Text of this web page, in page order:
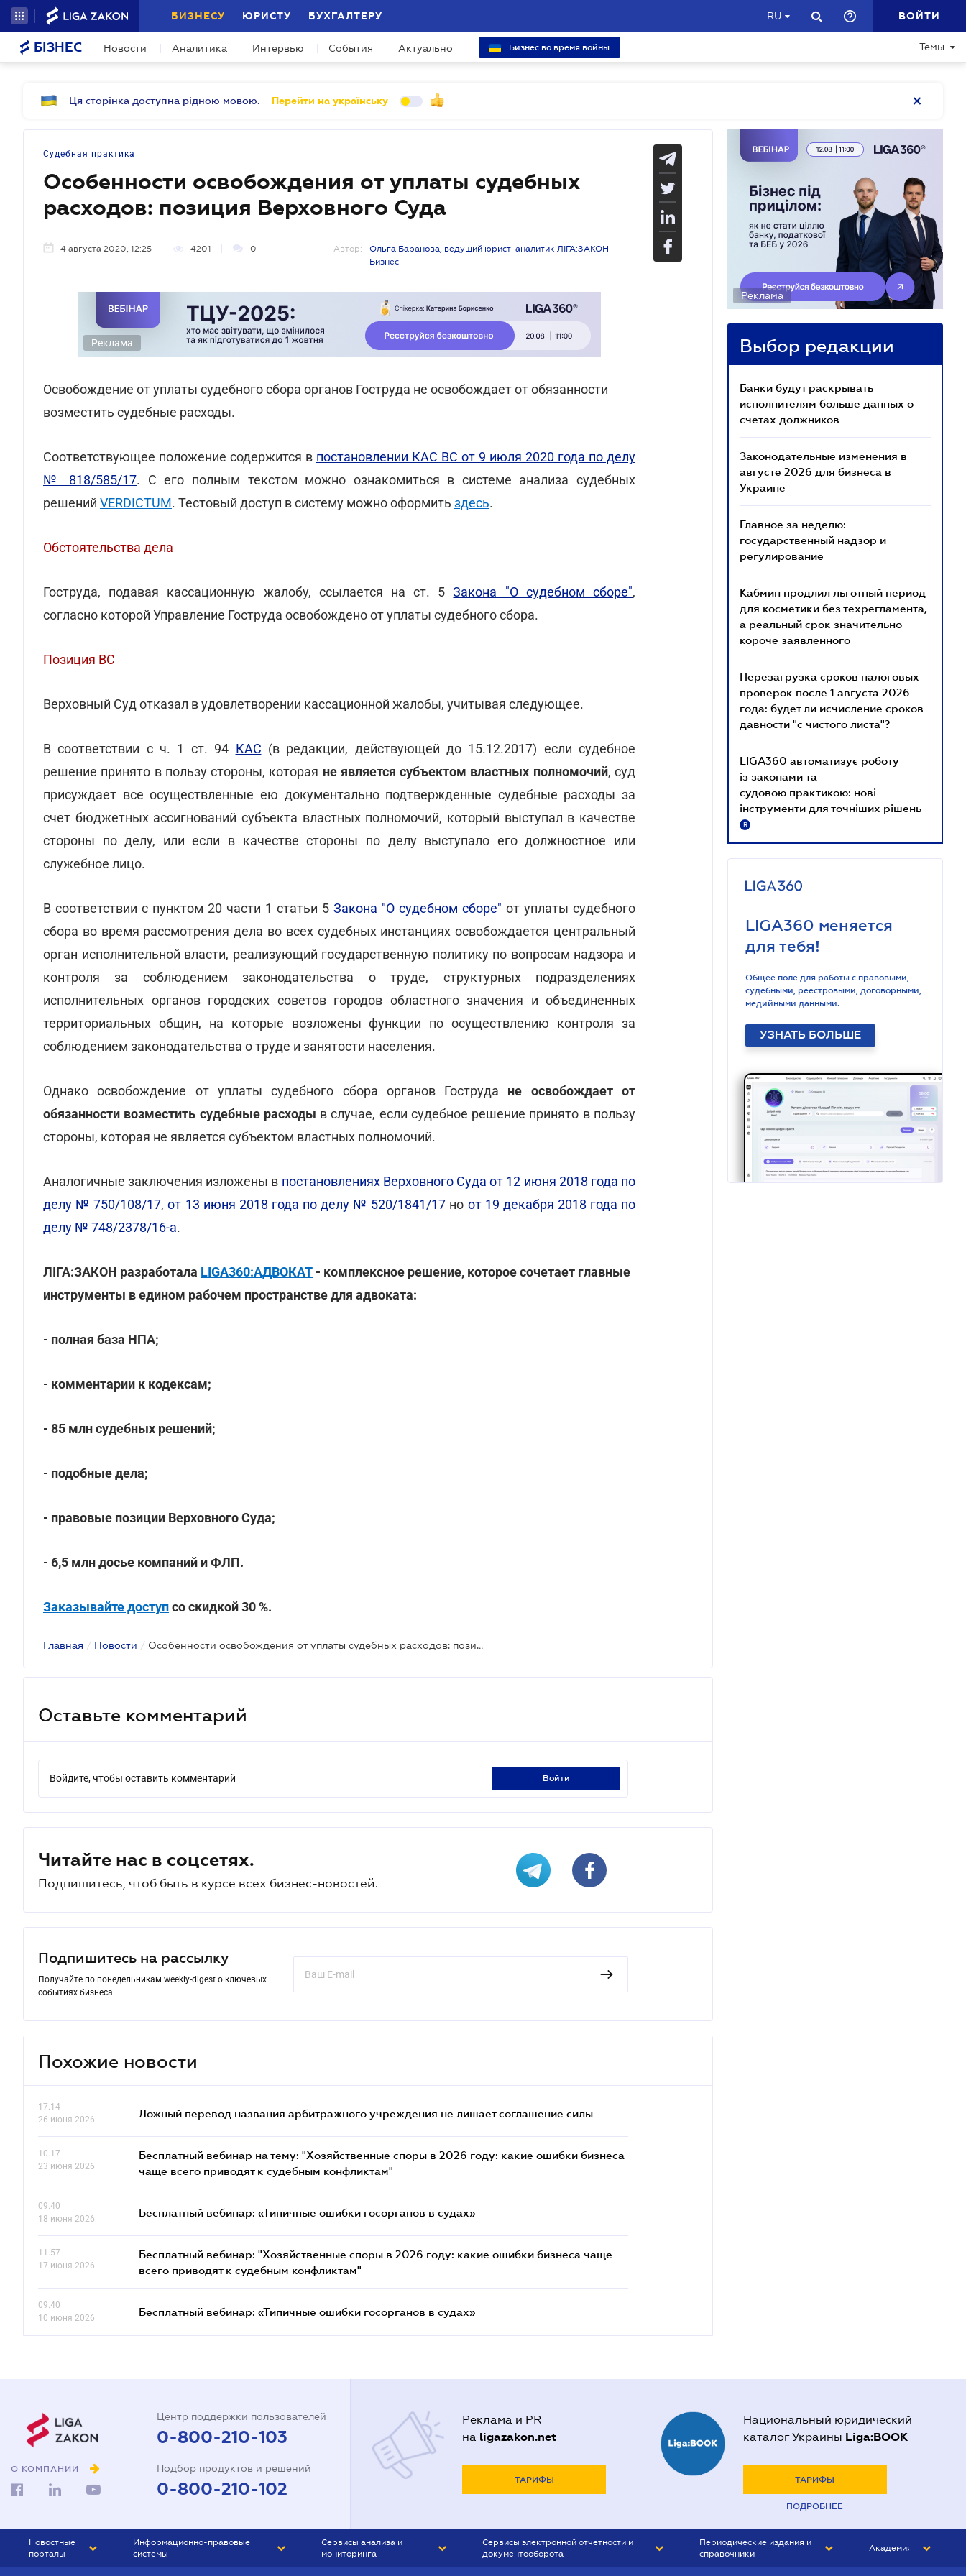
БИЗНЕСУ ЮРИСТУ БУХГАЛТЕРУ RU ВОЙТИ
БІЗНЕС Новости Аналитика Интервью События Актуально Бизнес во время войны Темы
Ця сторінка доступна рідною мовою. Перейти на українську
Судебная практика
Особенности освобождения от уплаты судебных
расходов: позиция Верховного Суда
4 августа 2020, 12:25 4201 0 Автор:
Ольга Баранова, ведущий юрист-аналитик ЛІГА:ЗАКОН
Бизнес
Реклама
Освобождение от уплаты судебного сбора органов Гоструда не освобождает от обязанности
возместить судебные расходы.
Соответствующее положение содержится в постановлении КАС ВС от 9 июля 2020 года по делу
№ 818/585/17. С его полным текстом можно ознакомиться в системе анализа судебных
решений VERDICTUM. Тестовый доступ в систему можно оформить здесь.
Обстоятельства дела
Гоструда, подавая кассационную жалобу, ссылается на ст. 5Закона "О судебном сборе",
согласно которой Управление Гоструда освобождено от уплаты судебного сбора.
Позиция ВС
Верховный Суд отказал в удовлетворении кассационной жалобы, учитывая следующее.
В соответствии с ч. 1 ст. 94 КАС (в редакции, действующей до 15.12.2017) если судебное
решение принято в пользу стороны, которая не является субъектом властных полномочий, суд
присуждает все осуществленные ею документально подтвержденные судебные расходы за
счет бюджетных ассигнований субъекта властных полномочий, который выступал в качестве
стороны по делу, или если в качестве стороны по делу выступало его должностное или
служебное лицо.
В соответствии с пунктом 20 части 1 статьи 5 Закона "О судебном сборе" от уплаты судебного
сбора во время рассмотрения дела во всех судебных инстанциях освобождается центральный
орган исполнительной власти, реализующий государственную политику по вопросам надзора и
контроля за соблюдением законодательства о труде, структурных подразделениях
исполнительных органов городских советов городов областного значения и объединенных
территориальных общин, на которые возложены функции по осуществлению контроля за
соблюдением законодательства о труде и занятости населения.
Однако освобождение от уплаты судебного сбора органов Гоструда не освобождает от
обязанности возместить судебные расходы в случае, если судебное решение принято в пользу
стороны, которая не является субъектом властных полномочий.
Аналогичные заключения изложены в постановлениях Верховного Суда от 12 июня 2018 года по
делу № 750/108/17,от 13 июня 2018 года по делу № 520/1841/17 но от 19 декабря 2018 года по
делу № 748/2378/16-а.
ЛІГА:ЗАКОН разработала LIGA360:АДВОКАТ - комплексное решение, которое сочетает главные
инструменты в едином рабочем пространстве для адвоката:
- полная база НПА;
- комментарии к кодексам;
- 85 млн судебных решений;
- подобные дела;
- правовые позиции Верховного Суда;
- 6,5 млн досье компаний и ФЛП.
Заказывайте доступсо скидкой 30 %.
Главная / Новости / Особенности освобождения от уплаты судебных расходов: позиция Верховного Суда
Оставьте комментарий
Войдите, чтобы оставить комментарий войти
Читайте нас в соцсетях.
Подпишитесь, чтоб быть в курсе всех бизнес-новостей.
Подпишитесь на рассылку
Получайте по понедельникам weekly-digest о ключевых
событиях бизнеса
Похожие новости
17.14
26 июня 2026
Ложный перевод названия арбитражного учреждения не лишает соглашение силы
10.17
23 июня 2026
Бесплатный вебинар на тему: "Хозяйственные споры в 2026 году: какие ошибки бизнеса
чаще всего приводят к судебным конфликтам"
09.40
18 июня 2026
Бесплатный вебинар: «Типичные ошибки госорганов в судах»
11.57
17 июня 2026
Бесплатный вебинар: "Хозяйственные споры в 2026 году: какие ошибки бизнеса чаще
всего приводят к судебным конфликтам"
09.40
10 июня 2026
Бесплатный вебинар: «Типичные ошибки госорганов в судах»
Реклама
Выбор редакции
Банки будут раскрывать
исполнителям больше данных о
счетах должников
Законодательные изменения в
августе 2026 для бизнеса в
Украине
Главное за неделю:
государственный надзор и
регулирование
Кабмин продлил льготный период
для косметики без техрегламента,
а реальный срок значительно
короче заявленного
Перезагрузка сроков налоговых
проверок после 1 августа 2026
года: будет ли исчисление сроков
давности "с чистого листа"?
LIGA360 автоматизує роботу
із законами та
судовою практикою: нові
інструменти для точніших рішень
R
LIGA360 меняется
для тебя!
Общее поле для работы с правовыми,
судебными, реестровыми, договорными,
медийными данными.
УЗНАТЬ БОЛЬШЕ
О КОМПАНИИ
Центр поддержки пользователей
0-800-210-103
Подбор продуктов и решений
0-800-210-102
Реклама и PR
на ligazakon.net
ТАРИФЫ
Национальный юридический
каталог Украины Liga:BOOK
ТАРИФЫ
ПОДРОБНЕЕ
Новостные
порталы
Информационно-правовые
системы
Сервисы анализа и
мониторинга
Сервисы электронной отчетности и
документооборота
Периодические издания и
справочники
Академия